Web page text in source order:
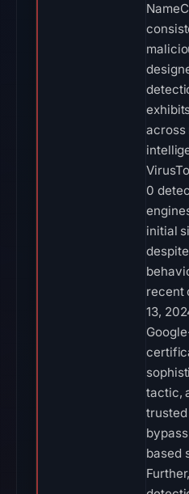
across
0
initial
recent
13,
tactic,
based